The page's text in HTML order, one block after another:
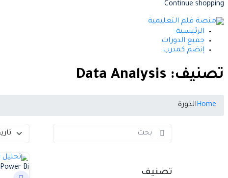
Continue shopping
الرئيسية
جميع الدورات
إنضم كمدرب
تصنيف: Data Analysis
Homeالدورة
تصنيف Power Bi